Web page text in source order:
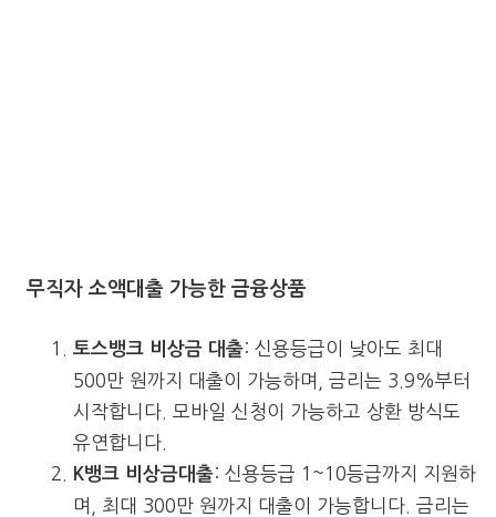
무직자 소액대출 가능한 금융상품
토스뱅크 비상금 대출: 신용등급이 낮아도 최대
500만 원까지 대출이 가능하며, 금리는 3.9%부터
시작합니다. 모바일 신청이 가능하고 상환 방식도
유연합니다.
K뱅크 비상금대출: 신용등급 1~10등급까지 지원하
며, 최대 300만 원까지 대출이 가능합니다. 금리는